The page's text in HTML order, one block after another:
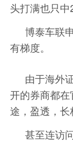
头打满也只中
博泰车联
有梯度。
由于海外
开的券商都
途，盈透，长
甚至连访